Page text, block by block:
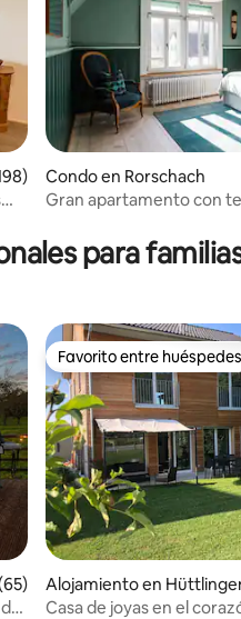
promedio: 4.94 de 5, 198
Condo en Rorschach
Gran apartamento con
para
promedio: 4.94 de 5, 65
Favorito entre huéspedes
Favorito entre huéspedes
Alojamiento en
Casa de joyas en el